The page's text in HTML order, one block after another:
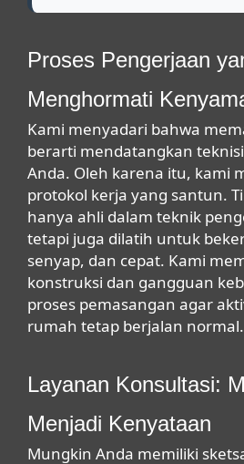
Proses Pengerjaan
Menghormati
Kami menyadari bahwa
berarti mendatangkan
Anda. Oleh karena itu, kami
protokol kerja yang santun.
hanya ahli dalam teknik
tetapi juga dilatih untuk
senyap, dan cepat. Kami
konstruksi dan gangguan
proses pemasangan agar
rumah tetap berjalan normal.
Layanan Konsultasi:
Menjadi Kenyataan
Mungkin Anda memiliki